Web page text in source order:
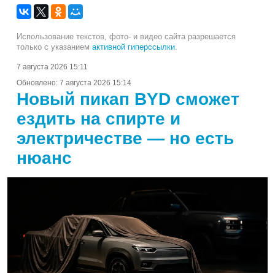
Использование текстов, фото- и видео сайта разрешается
только с указанием активной гиперссылки
7 августа 2026 15:11
Обновлено: 7 августа 2026 15:14
Новый пикап BYD сможет
ездить на спирте и
электричестве — но есть
нюанс